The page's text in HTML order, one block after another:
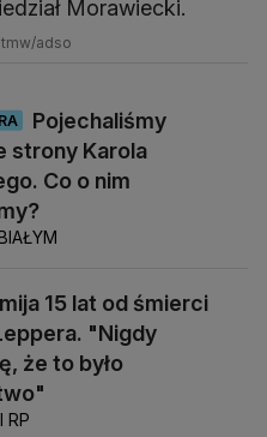
Morawiecki.
adso
Pojechaliśmy
strony Karola
Co o nim
15 lat od śmierci
"Nigdy
że to było
RP